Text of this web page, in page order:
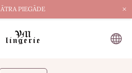
ĀTRA PIEGĀDE ×